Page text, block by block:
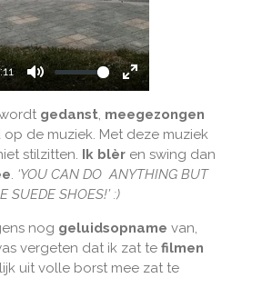
M
u
t
e
E
n
t
e
r
u
l
l
y
gedanst, meegezongen
de muziek. Met deze muziek
stilzitten.
Ik blèren swing dan
. ‘YOU CAN DO ANYTHING BUT
SUEDE SHOES!’ :)
nog geluidsopname van,
vergeten dat ik zat te filmen
uit volle borst mee zat te